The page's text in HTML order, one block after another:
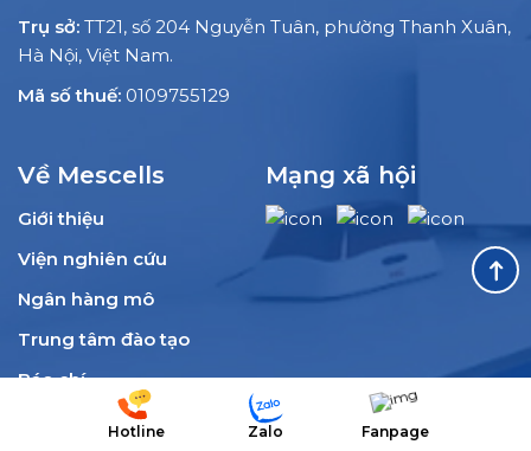
Trụ sở: TT21, số 204 Nguyễn Tuân, phường Thanh Xuân,
Hà Nội, Việt Nam.
Mã số thuế: 0109755129
Về Mescells
Giới thiệu
Viện nghiên cứu
Ngân hàng mô
Trung tâm đào tạo
Báo chí
Mạng xã hội
Hotline Zalo Fanpage